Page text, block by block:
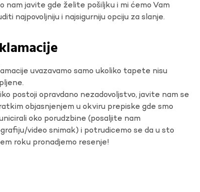
nam javite gde želite pošiljku i mi ćemo Vam
najpovoljniju i najsigurniju opciju za slanje.
uvazavamo samo ukoliko tapete nisu
postoji opravdano nezadovoljstvo, javite nam se
objasnjenjem u okviru prepiske gde smo
oko porudzbine (posaljite nam
video snimak) i potrudicemo se da u sto
roku pronadjemo resenje!